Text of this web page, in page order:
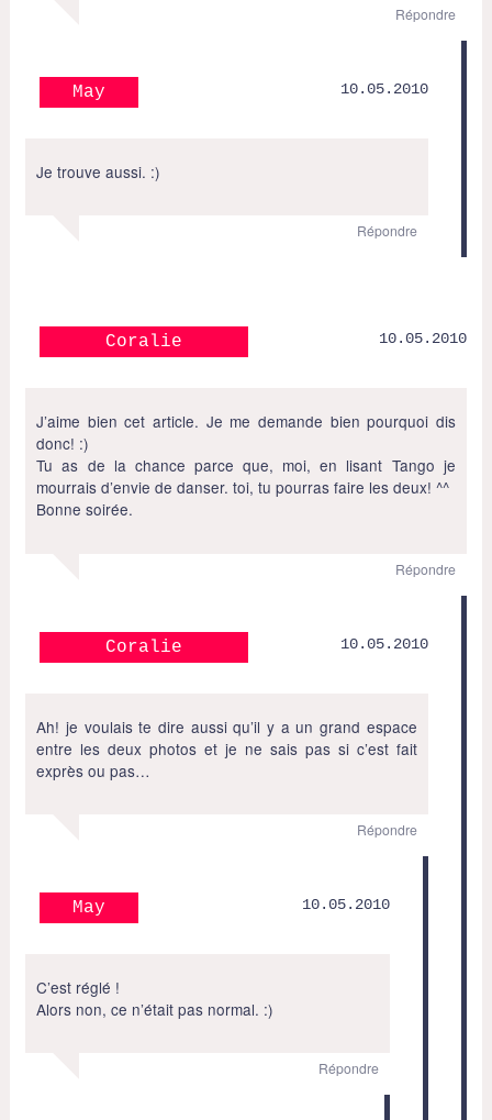
Répondre
May 10.05.2010
Je trouve aussi. :)
Répondre
Coralie 10.05.2010
J’aime bien cet article. Je me demande bien pourquoi dis
donc! :)
Tu as de la chance parce que, moi, en lisant Tango je
mourrais d’envie de danser. toi, tu pourras faire les deux! ^^
Bonne soirée.
Répondre
Coralie 10.05.2010
Ah! je voulais te dire aussi qu’il y a un grand espace
entre les deux photos et je ne sais pas si c’est fait
exprès ou pas…
Répondre
May 10.05.2010
C’est réglé !
Alors non, ce n’était pas normal. :)
Répondre